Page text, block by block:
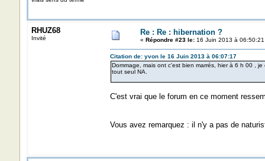
RHUZ68
Invité
Re : Re : hibernation ?
« Répondre #23 le:16 Juin 2013 à 06:50:21
Citation de: yvon le 16 Juin 2013 à 06:07:17
Dommage, mais ont c'est bien marrés, hier à 6 h 00 ,
tout seul NA.
C'est vrai que le forum en ce moment
Vous avez remarquez : il n'y a pas de